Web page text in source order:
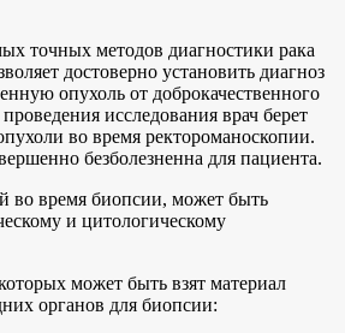
точных методов диагностики рака
достоверно установить диагноз
опухоль от доброкачественного
исследования врач берет
во время ректороманоскопии.
безболезненна для пациента.
во время биопсии, может быть
и цитологическому
может быть взят материал
органов для биопсии: